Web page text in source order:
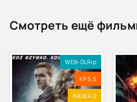
Смотреть ещё
WEB-DLRip
KP 5.5
IMDB 4.0